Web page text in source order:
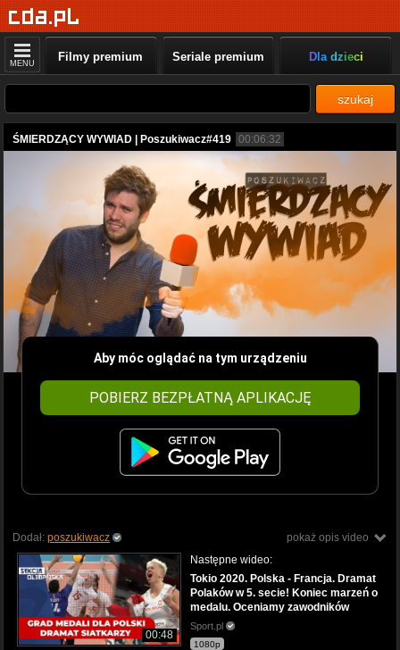
MENU Filmy premium Seriale premium Dla dzieci
szukaj
ŚMIERDZĄCY WYWIAD | Poszukiwacz#419 00:06:32
Aby móc oglądać na tym urządzeniu
POBIERZ BEZPŁATNĄ APLIKACJĘ
pokaż opis video
Dodał: poszukiwacz
00:48
Następne wideo:
Tokio 2020. Polska - Francja. Dramat
Polaków w 5. secie! Koniec marzeń o
medalu. Oceniamy zawodników
Sport.pl
1080p